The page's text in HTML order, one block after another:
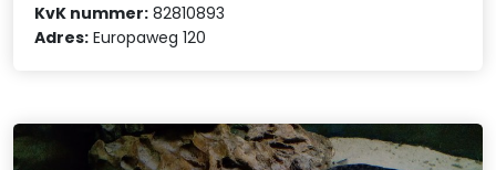
KvK nummer: 82810893
Adres: Europaweg 120